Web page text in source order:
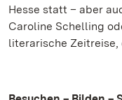
Hesse statt – aber
Caroline Schelling
literarische Zeitreise,